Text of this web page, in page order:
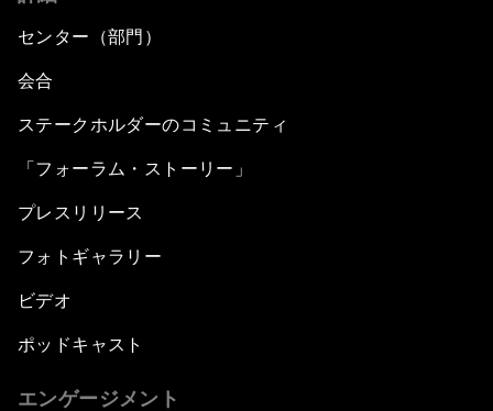
センター（部門）
会合
ステークホルダーのコミュニティ
「フォーラム・ストーリー」
プレスリリース
フォトギャラリー
ビデオ
ポッドキャスト
エンゲージメント